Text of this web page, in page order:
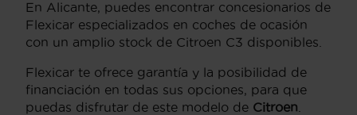
En Alicante, puedes encontrar concesionarios de
Flexicar especializados en coches de ocasión
con un amplio stock de Citroen C3 disponibles.
Flexicar te ofrece garantía y la posibilidad de
financiación en todas sus opciones, para que
puedas disfrutar de este modelo de Citroen